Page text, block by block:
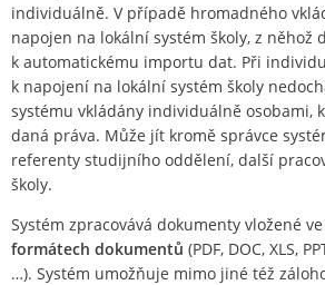
individuálně. V případě hromadného
napojen na lokální systém školy, z něhož
k automatickému importu dat. Při
k napojení na lokální systém školy
systému vkládány individuálně osobami,
daná práva. Může jít kromě správce
referenty studijního oddělení, další
školy.
Systém zpracovává dokumenty vložené ve
formátech dokumentů (PDF, DOC, XLS,
…). Systém umožňuje mimo jiné též